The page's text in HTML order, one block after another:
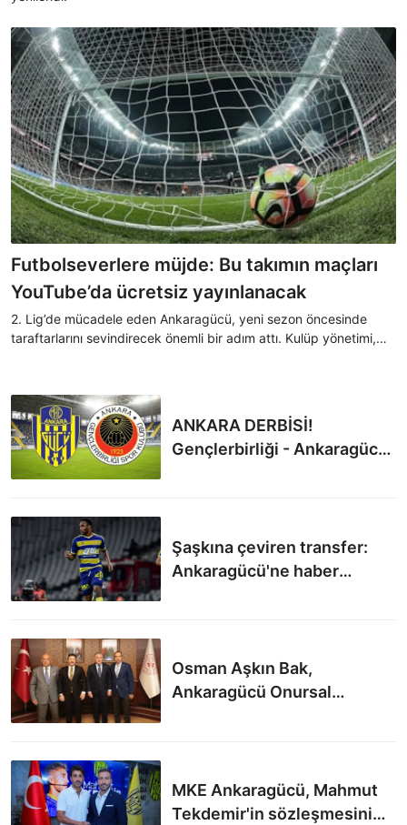
Futbolseverlere müjde: Bu takımın maçları
YouTube’da ücretsiz yayınlanacak
2. Lig’de mücadele eden Ankaragücü, yeni sezon öncesinde
taraftarlarını sevindirecek önemli bir adım attı. Kulüp yönetimi,
duyurdu.
ANKARA DERBİSİ!
Gençlerbirliği - Ankaragücü
Şaşkına çeviren transfer:
Ankaragücü'ne haber
Osman Aşkın Bak,
Ankaragücü Onursal
MKE Ankaragücü, Mahmut
Tekdemir'in sözleşmesini